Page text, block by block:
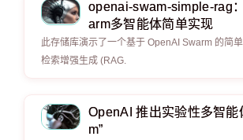
openai-swam-simple-rag
arm多智能体简单实现
此存储库演示了一个基于 OpenAI Swarm 的简
检索增强生成 (RAG.
OpenAI 推出实验性多智能
m”